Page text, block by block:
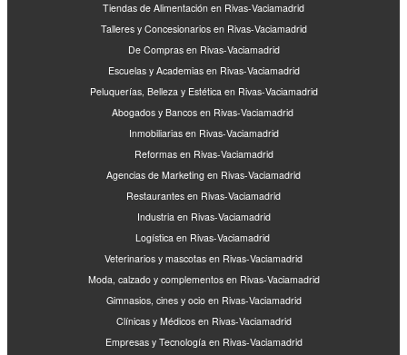
Tiendas de Alimentación en Rivas-Vaciamadrid
Talleres y Concesionarios en Rivas-Vaciamadrid
De Compras en Rivas-Vaciamadrid
Escuelas y Academias en Rivas-Vaciamadrid
Peluquerías, Belleza y Estética en Rivas-Vaciamadrid
Abogados y Bancos en Rivas-Vaciamadrid
Inmobiliarias en Rivas-Vaciamadrid
Reformas en Rivas-Vaciamadrid
Agencias de Marketing en Rivas-Vaciamadrid
Restaurantes en Rivas-Vaciamadrid
Industria en Rivas-Vaciamadrid
Logística en Rivas-Vaciamadrid
Veterinarios y mascotas en Rivas-Vaciamadrid
Moda, calzado y complementos en Rivas-Vaciamadrid
Gimnasios, cines y ocio en Rivas-Vaciamadrid
Clínicas y Médicos en Rivas-Vaciamadrid
Empresas y Tecnología en Rivas-Vaciamadrid